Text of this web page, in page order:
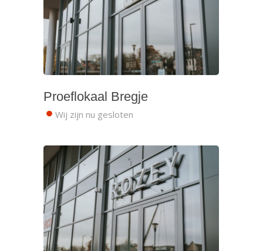
Proeflokaal Bregje
Wij zijn nu gesloten